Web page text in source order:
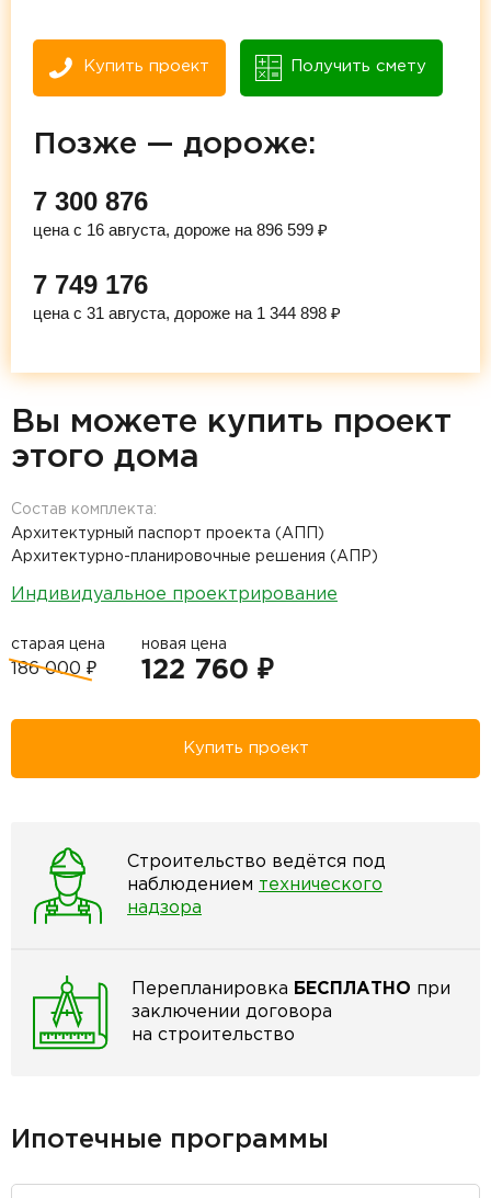
Купить проект Получить смету
Позже — дороже:
7 300 876
цена с 16 августа, дороже на 896 599 ₽
7 749 176
цена с 31 августа, дороже на 1 344 898 ₽
Вы можете купить проект
этого дома
Состав комплекта:
Архитектурный паспорт проекта (АПП)
Архитектурно-планировочные решения (АПР)
Индивидуальное проектрирование
старая цена
186 000 ₽
новая цена
122 760 ₽
Купить проект
Строительство ведётся под
наблюдением технического
надзора
Перепланировка БЕСПЛАТНО при
заключении договора
на строительство
Ипотечные программы